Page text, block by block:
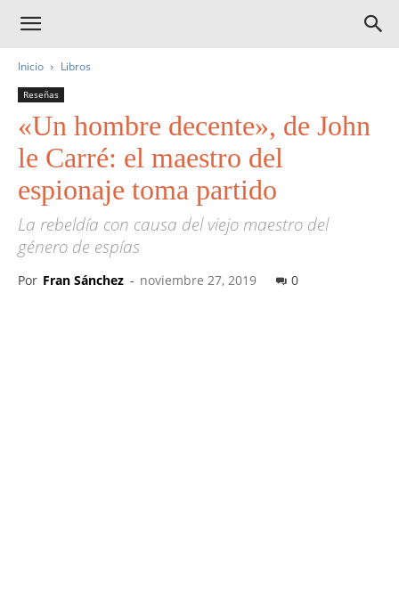
Inicio Libros
Reseñas
«Un hombre decente», de John
le Carré: el maestro del
espionaje toma partido
La rebeldía con causa del viejo maestro del
género de espías
Por Fran Sánchez - noviembre 27, 2019 0